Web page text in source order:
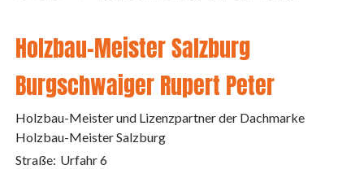
Holzbau-Meister Salzburg
Burgschwaiger Rupert Peter
Holzbau-Meister und Lizenzpartner der Dachmarke
Holzbau-Meister Salzburg
Straße: Urfahr 6